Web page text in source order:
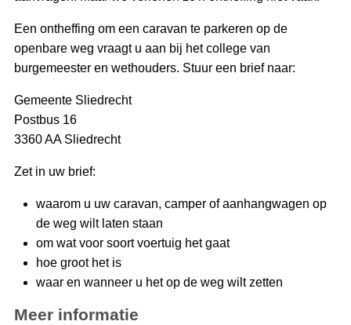
Een ontheffing om een caravan te parkeren op de
openbare weg vraagt u aan bij het college van
burgemeester en wethouders. Stuur een brief naar:
Gemeente Sliedrecht
Postbus 16
3360 AA Sliedrecht
Zet in uw brief:
waarom u uw caravan, camper of aanhangwagen op
de weg wilt laten staan
om wat voor soort voertuig het gaat
hoe groot het is
waar en wanneer u het op de weg wilt zetten
Meer informatie